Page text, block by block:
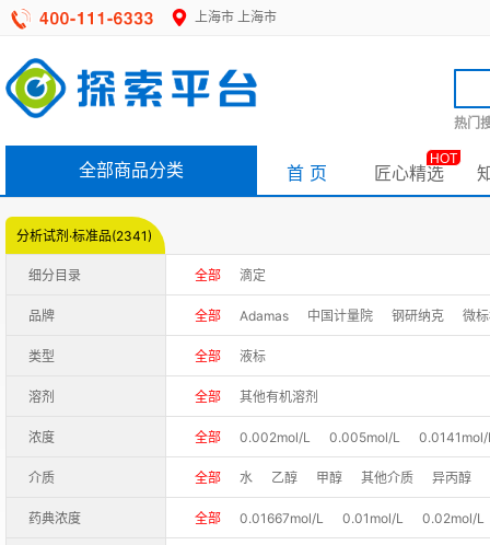
上海市 上海市
热门
全部商品分类 首 页 匠心精选
HOT
分析试剂·标准品(2341)
细分目录 全部 滴定
品牌 全部 Adamas 中国计量院 钢研纳克
微
秦境
ANPEL
类型 全部 液标
溶剂 全部 其他有机溶剂
浓度 全部 0.002mol/L 0.005mol/L
0.15mol/L
0.1mol/L 0.25mol/L
0.2mol/L
0.4mol/L
0.6mol/L 0.8mol/L 2.5mol/L
0.7mol/L
1.0mol/L 2.0mol/L 3.0mol/L
介质 全部 水 乙醇 甲醇 其他介质 异丙醇
药典浓度 全部 0.01667mol/L 0.01mol/L 0.02mol/L